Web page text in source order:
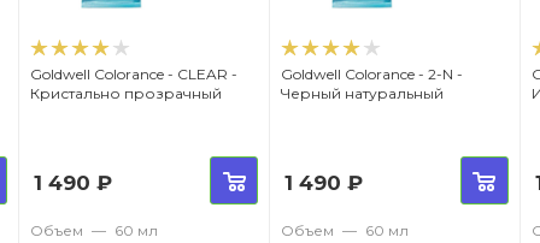
Goldwell Colorance - СLEAR -
Кристально прозрачный
1 490 ₽
Объем — 60 мл
Goldwell Colorance - 2-N -
Черный натуральный
1 490 ₽
Объем — 60 мл